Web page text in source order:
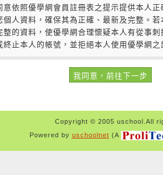
Copyright © 2005 uschool.All
Powered by uschoolnet (A